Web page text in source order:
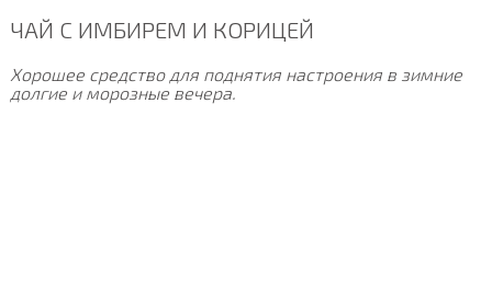
ЧАЙ С ИМБИРЕМ И КОРИЦЕЙ
Хорошее средство для поднятия настроения в зимние
долгие и морозные вечера.